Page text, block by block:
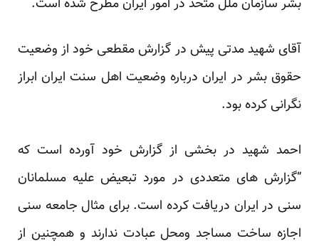
بشر سازمان ملل متحد در امور ایران مطرح شده است.
آقای شهید مدتی پیش در گزارش مقطعی خود از وضعیت
حقوق بشر در ایران درباره وضعیت اهل سنت ایران ابراز
نگرانی کرده بود.
احمد شهید در بخشی از گزارش خود آورده است که
“گزارش های متعددی در مورد تبعیض علیه مسلمانان
سنی در ایران دریافت کرده است. برای مثال جامعه سنی
اجازه ساخت مساجد ومحل عبادت ندارند و همچنین از